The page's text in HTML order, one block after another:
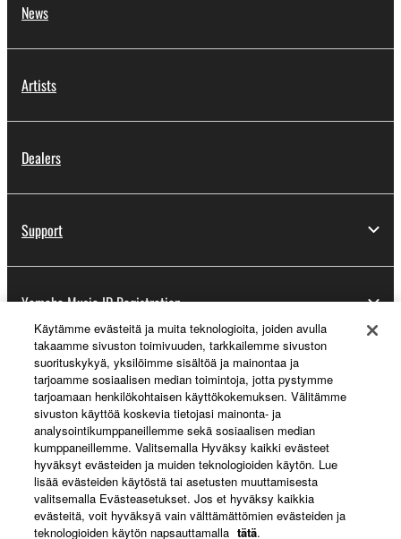
News
Artists
Dealers
Support
Yamaha Music ID Registration
About Yamaha
Suomi - English
Business
Käytämme evästeitä ja muita teknologioita, joiden avulla
takaamme sivuston toimivuuden, tarkkailemme sivuston
suorituskykyä, yksilöimme sisältöä ja mainontaa ja
tarjoamme sosiaalisen median toimintoja, jotta pystymme
tarjoamaan henkilökohtaisen käyttökokemuksen. Välitämme
sivuston käyttöä koskevia tietojasi mainonta- ja
analysointikumppaneillemme sekä sosiaalisen median
kumppaneillemme. Valitsemalla Hyväksy kaikki evästeet
hyväksyt evästeiden ja muiden teknologioiden käytön. Lue
lisää evästeiden käytöstä tai asetusten muuttamisesta
valitsemalla Evästeasetukset. Jos et hyväksy kaikkia
evästeitä, voit hyväksyä vain välttämättömien evästeiden ja
teknologioiden käytön napsauttamalla tätä.